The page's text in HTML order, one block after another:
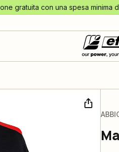
gratuita con una spesa minima